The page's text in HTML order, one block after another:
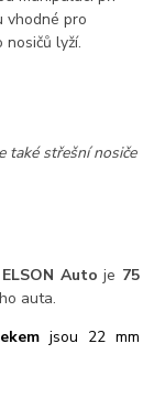
vhodné pro
lyží.
také střešní nosiče
ELSON Autoje 75
auta.
jsou 22 mm